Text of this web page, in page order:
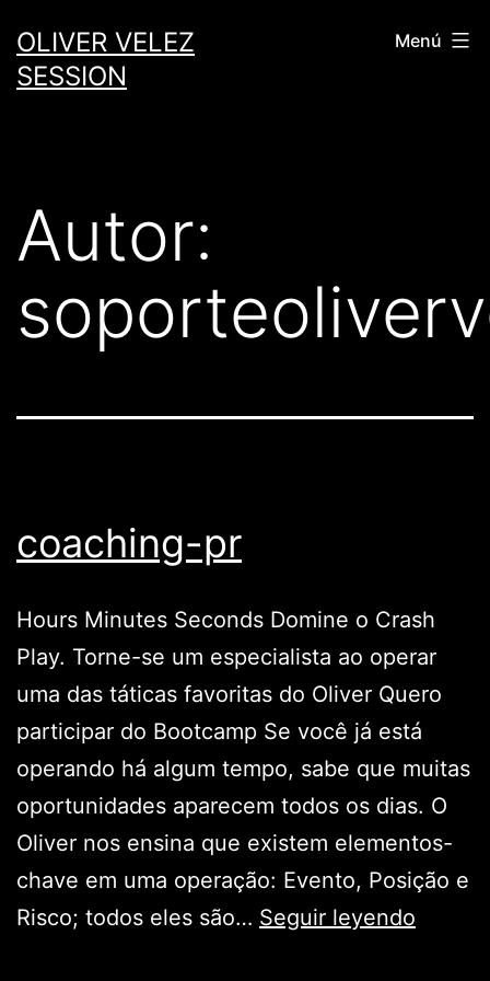
contenido
OLIVER VELEZ
SESSION
Menú
Autor:
coaching-pr
Hours Minutes Seconds Domine o Crash
Play. Torne-se um especialista ao operar
uma das táticas favoritas do Oliver Quero
participar do Bootcamp Se você já está
operando há algum tempo, sabe que muitas
oportunidades aparecem todos os dias. O
Oliver nos ensina que existem elementos-
chave em uma operação: Evento, Posição e
Risco; todos eles são… Seguir leyendo